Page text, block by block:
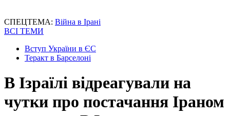
СПЕЦТЕМА: Війна в Ірані
ВСІ ТЕМИ
Вступ України в ЄС
Теракт в Барселоні
В Ізраїлі відреагували на
чутки про постачання Іраном